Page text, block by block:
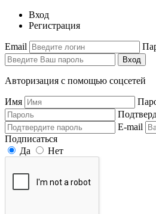
Вход
Регистрация
Email
Вход
Авторизация с помощью соцсетей
Имя
E-mail
Подписаться
Да
Нет